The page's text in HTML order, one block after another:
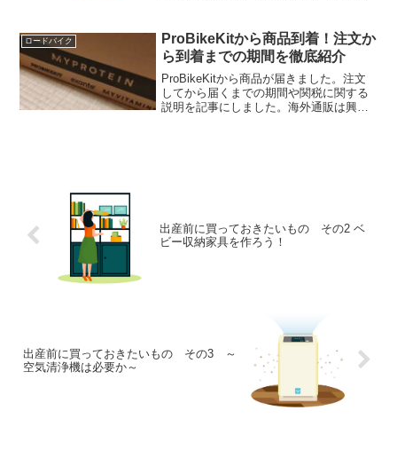
しい時期だなぁそんな日々なので、雨の
日はどんなことをするのか...
ロードバイク
ProBikeKitから商品到着！注文か
ら到着までの期間を徹底紹介
ProBikeKitから商品が届きました。注文
してから届くまでの期間や関税に関する
説明を記事にしました。海外通販は興味
出産前に買っておきたいもの その2 ベ
ビー収納家具を作ろう！
出産前に買っておきたいもの その3 ～
空気清浄機は必要か～